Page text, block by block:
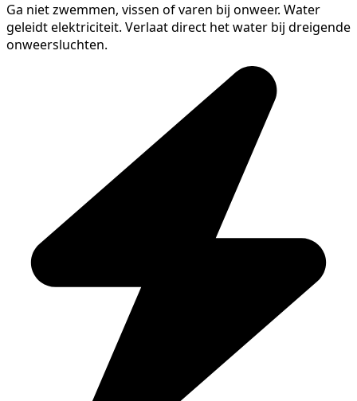
Ga niet zwemmen, vissen of varen bij onweer. Water
geleidt elektriciteit. Verlaat direct het water bij dreigende
onweersluchten.